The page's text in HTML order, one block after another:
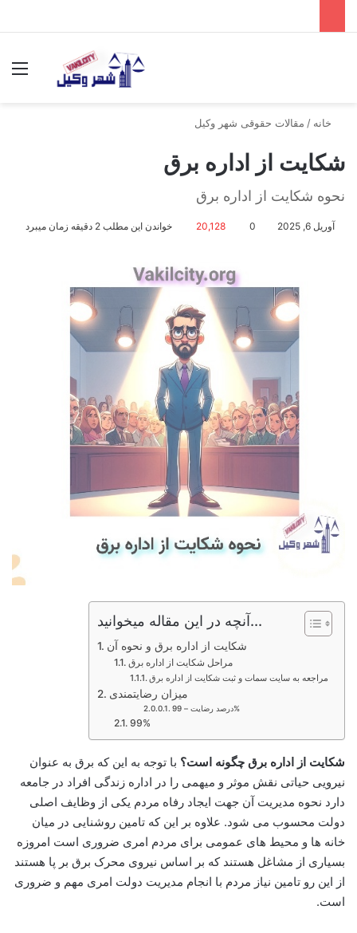
خانه / مقالات حقوقی شهر وکیل
شکایت از اداره برق
نحوه شکایت از اداره برق
آوریل 6, 2025 0
20,128 خواندن این مطلب 2 دقیقه زمان میبرد
آنچه در این مقاله میخوانید...
شکایت از اداره برق و نحوه آن
مراحل شکایت از اداره برق
مراجعه به سایت سمات و ثبت شکایت از اداره برق
میزان رضایتمندی
درصد رضایت – 99%
99%
شکایت از اداره برق چگونه است؟ با توجه به این که برق به عنوان
نیرویی حیاتی نقش موثر و میهمی را در اداره زندگی افراد در جامعه
دارد نحوه مدیریت آن جهت ایجاد رفاه مردم یکی از وظایف اصلی
دولت محسوب می شود. علاوه بر این که تامین روشنایی در میان
خانه ها و محیط های عمومی برای مردم امری ضروری است امروزه
بسیاری از مشاغل هستند که بر اساس نیروی محرک برق بر پا هستند
از این رو تامین نیاز مردم با انجام مدیریت دولت امری مهم و ضروری
است.